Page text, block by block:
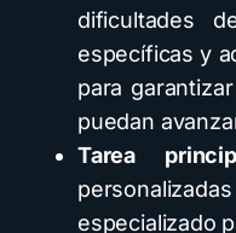
dificultades
específicas y
para
puedan
Tarea
especializado